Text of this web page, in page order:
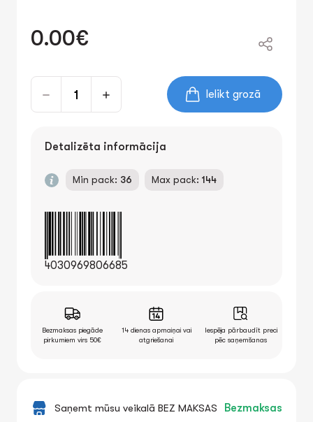
0.00€
Ielikt grozā
Detalizēta informācija
Min pack: 36 Max pack: 144
4030969806685
Bezmaksas piegāde
pirkumiem virs 50€
14 dienas apmaiņai vai
atgriešanai
Iespēja pārbaudīt preci
pēc saņemšanas
Saņemt mūsu veikalā BEZ MAKSAS Bezmaksas